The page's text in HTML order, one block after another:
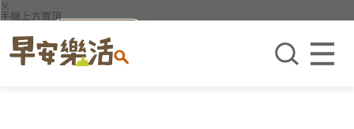
×
手機上方置頂